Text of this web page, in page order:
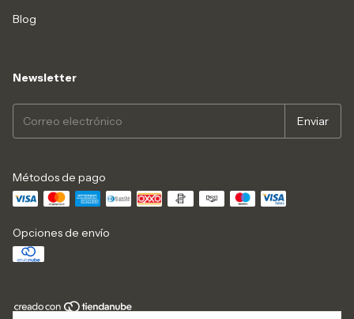
Blog
Newsletter
Métodos de pago
Opciones de envío